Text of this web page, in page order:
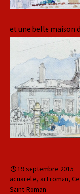
et une belle maison
19 septembre 2015
aquarelle, art roman,
Saint-Roman